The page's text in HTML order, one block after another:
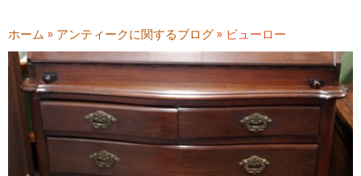
ン
ツ
へ
ホーム » アンティークに関するブログ» ビューロー